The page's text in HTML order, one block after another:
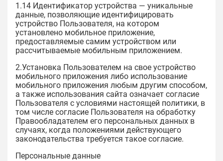
1.14 Идентификатор устройства — уникальные
данные, позволяющие идентифицировать
устройство Пользователя, на котором
установлено мобильное приложение,
предоставляемые самим устройством или
рассчитываемые мобильным приложением.
2.Установка Пользователем на свое устройство
мобильного приложения либо использование
мобильного приложения любым другим способом,
а также использования сайта означает согласие
Пользователя с условиями настоящей политики, в
том числе согласие Пользователя на обработку
Правообладателем его персональных данных в
случаях, когда положениями действующего
законодательства требуется такое согласие.
Персональные данные